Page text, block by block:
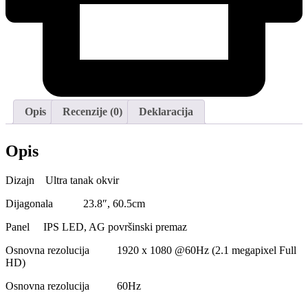
Opis Recenzije (0) Deklaracija
Opis
Dizajn Ultra tanak okvir
Dijagonala 23.8″, 60.5cm
Panel IPS LED, AG površinski premaz
Osnovna rezolucija 1920 x 1080 @60Hz (2.1 megapixel Full
HD)
Osnovna rezolucija 60Hz